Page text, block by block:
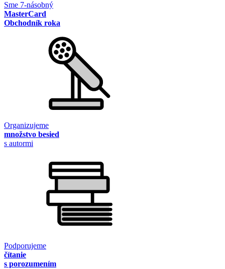
Sme 7-násobný
MasterCard
Obchodník roka
Organizujeme
množstvo besied
s autormi
Podporujeme
čítanie
s porozumením